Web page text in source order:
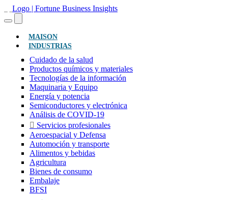
MAISON(ACTUAL)
INDUSTRIAS
Cuidado de la salud
Productos químicos y materiales
Tecnologías de la información
Maquinaria y Equipo
Energía y potencia
Semiconductores y electrónica
Análisis de COVID-19
Servicios profesionales
Aeroespacial y Defensa
Automoción y transporte
Alimentos y bebidas
Agricultura
Bienes de consumo
Embalaje
BFSI